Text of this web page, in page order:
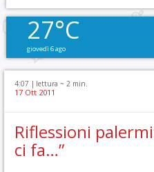
27°C
giovedì 6 ago
4:07 | lettura ~ 2 min.
17 Ott 2011
Riflessioni
ci fa…”